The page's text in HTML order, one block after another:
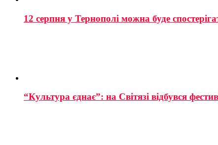
12 серпня у Тернополі можна буде
“Культура єднає”: на Світязі відбувся